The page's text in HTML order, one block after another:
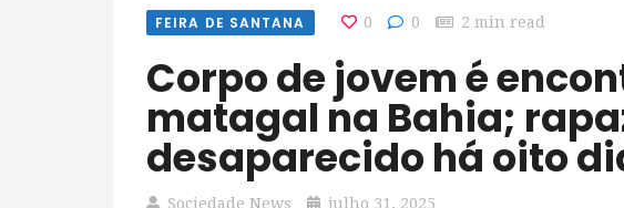
FEIRA DE SANTANA 0 0 2 min read
Corpo de jovem é encontrado em
matagal na Bahia;
desaparecido há oito
Sociedade News julho 31, 2025